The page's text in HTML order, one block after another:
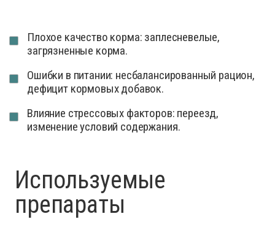
Плохое качество корма: заплесневелые,
загрязненные корма.
Ошибки в питании: несбалансированный рацион,
дефицит кормовых добавок.
Влияние стрессовых факторов: переезд,
изменение условий содержания.
Используемые
препараты